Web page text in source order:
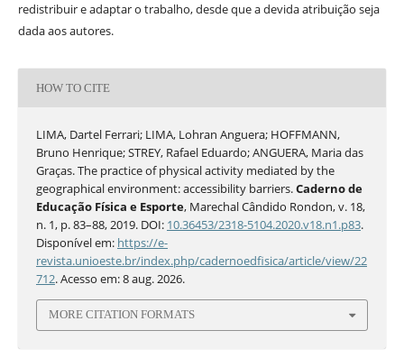
redistribuir e adaptar o trabalho, desde que a devida atribuição seja
dada aos autores.
HOW TO CITE
LIMA, Dartel Ferrari; LIMA, Lohran Anguera; HOFFMANN,
Bruno Henrique; STREY, Rafael Eduardo; ANGUERA, Maria das
Graças. The practice of physical activity mediated by the
geographical environment: accessibility barriers.Caderno de
Educação Física e Esporte, Marechal Cândido Rondon, v. 18,
n. 1, p. 83–88, 2019. DOI: 10.36453/2318-5104.2020.v18.n1.p83.
Disponível em: https://e-
revista.unioeste.br/index.php/cadernoedfisica/article/view/22
712. Acesso em: 8 aug. 2026.
MORE CITATION FORMATS